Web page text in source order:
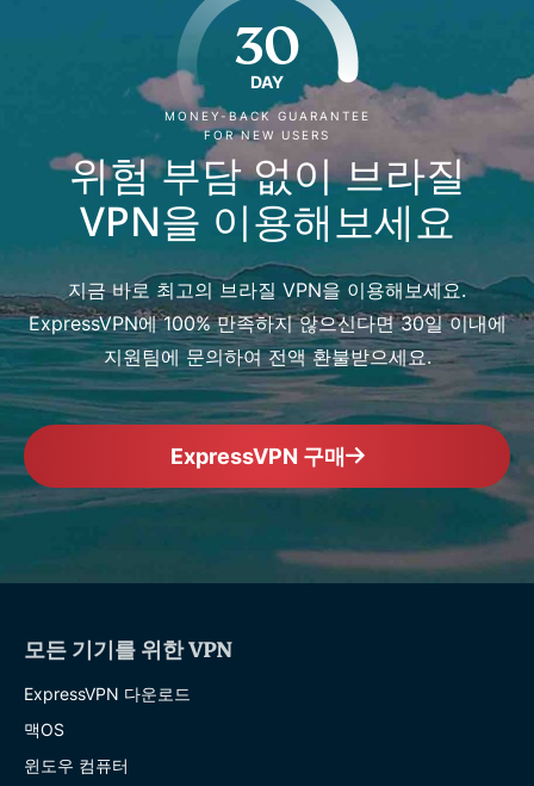
30
DAY
MONEY-BACK GUARANTEE
FOR NEW USERS
위험 부담 없이 브라질
VPN을 이용해보세요
지금 바로 최고의 브라질 VPN을 이용해보세요.
ExpressVPN에 100% 만족하지 않으신다면 30일 이내에
지원팀에 문의하여 전액 환불받으세요.
ExpressVPN 구매
모든 기기를 위한 VPN
ExpressVPN 다운로드
맥OS
윈도우 컴퓨터